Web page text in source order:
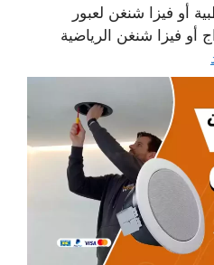
أو فيزا شنغن لعبور
أو فيزا شنغن الرياضية